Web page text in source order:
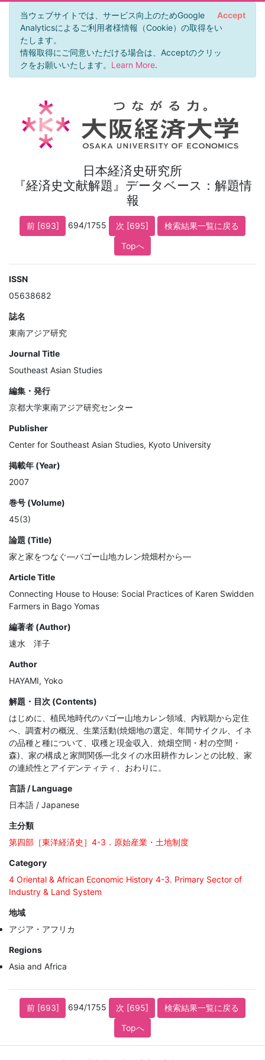
当ウェブサイトでは、サービス向上のためGoogle
Analyticsによるご利用者様情報（Cookie）の取得をい
たします。
情報取得にご同意いただける場合は、Acceptのクリッ
クをお願いいたします。 Learn More.
Accept
日本経済史研究所
『経済史文献解題』データベース：解題情
報
前 [693] 694/1755 次 [695]
検索結果一覧に戻る
Topへ
ISSN
05638682
誌名
東南アジア研究
Journal Title
Southeast Asian Studies
編集・発行
京都大学東南アジア研究センター
Publisher
Center for Southeast Asian Studies, Kyoto University
掲載年 (Year)
2007
巻号 (Volume)
45(3)
論題 (Title)
家と家をつなぐ―バゴー山地カレン焼畑村から―
Article Title
Connecting House to House: Social Practices of Karen Swidden
Farmers in Bago Yomas
編著者 (Author)
速水 洋子
Author
HAYAMI, Yoko
解題・目次 (Contents)
はじめに、植民地時代のバゴー山地カレン領域、内戦期から定住
へ、調査村の概況、生業活動(焼畑地の選定、年間サイクル、イネ
の品種と種について、収穫と現金収入、焼畑空間・村の空間・
森)、家の構成と家間関係―北タイの水田耕作カレンとの比較、家
の連続性とアイデンティティ、おわりに。
言語 / Language
日本語 / Japanese
主分類
第四部［東洋経済史］4-3．原始産業・土地制度
Category
4 Oriental & African Economic History 4-3. Primary Sector of
Industry & Land System
地域
アジア・アフリカ
Regions
Asia and Africa
前 [693] 694/1755 次 [695]
検索結果一覧に戻る
Topへ